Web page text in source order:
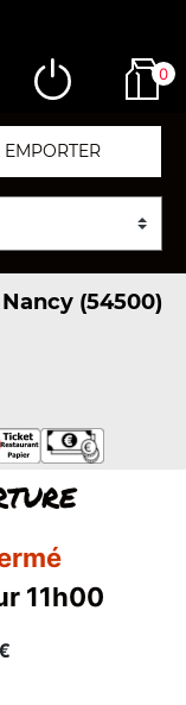
0
EMPORTER
(54500)
11h00